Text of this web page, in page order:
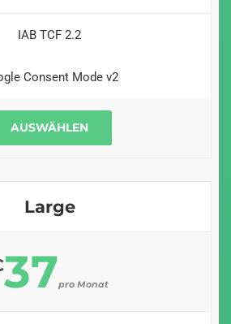
IAB TCF 2.2
Consent Mode v2
AUSWÄHLEN
Large
37pro Monat